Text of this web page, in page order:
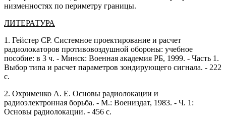
низменностях по периметру границы.
ЛИТЕРАТУРА
1. Гейстер СР. Системное проектирование и расчет
радиолокаторов противовоздушной обороны: учебное
пособие: в 3 ч. - Минск: Военная академия РБ, 1999. - Часть 1.
Выбор типа и расчет параметров зондирующего сигнала. - 222
с.
2. Охрименко А. Е. Основы радиолокации и
радиоэлектронная борьба. - М.: Воениздат, 1983. - Ч. 1:
Основы радиолокации. - 456 с.